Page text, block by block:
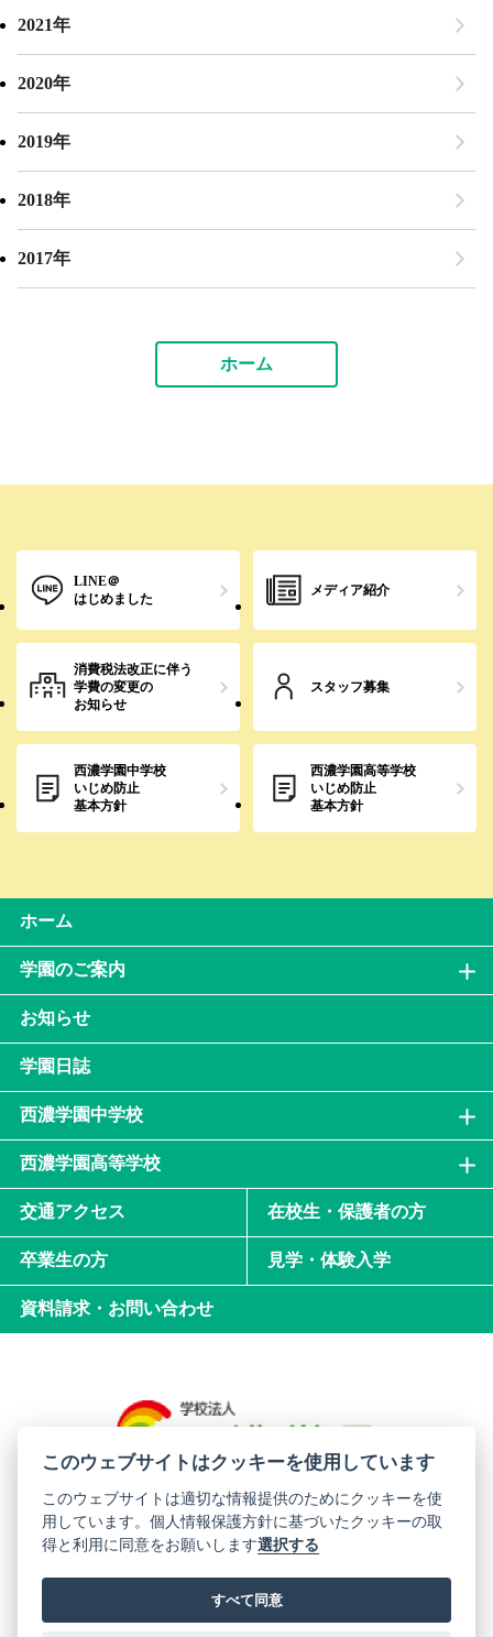
2021年
2020年
2019年
2018年
2017年
ホーム
LINE＠
はじめました
メディア紹介
消費税法改正に伴う
学費の変更の
お知らせ
スタッフ募集
西濃学園中学校
いじめ防止
基本方針
西濃学園高等学校
いじめ防止
基本方針
ホーム
学園のご案内
お知らせ
学園日誌
西濃学園中学校
西濃学園高等学校
交通アクセス 在校生・保護者の方
卒業生の方 見学・体験入学
資料請求・お問い合わせ
西濃学園中学校・高等学校
〒501-0706 岐阜県揖斐郡揖斐川町西津汲481-3
サイトマップ プライバシーポリシー
このウェブサイトはクッキーを使用しています
このウェブサイトは適切な情報提供のためにクッキーを使
用しています。個人情報保護方針に基づいたクッキーの取
得と利用に同意をお願いします選択する
すべて同意